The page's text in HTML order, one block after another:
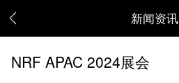
新闻资讯
NRF APAC 2024展会